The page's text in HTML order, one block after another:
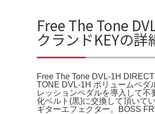
Free The Tone
クランドKEYの詳
Free The Tone DVL-1H
TONE DVL-1H ボリュームペダ
レッションペダルを導入して
化ベルト(黒)に交換して頂いて
ギターエフェクター。BOSS